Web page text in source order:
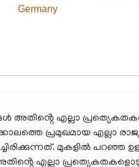
Germany
അതിൻ്റെ എല്ലാ
പ്രമുഖമായ എല്ലാ
മുകളിൽ
എല്ലാ